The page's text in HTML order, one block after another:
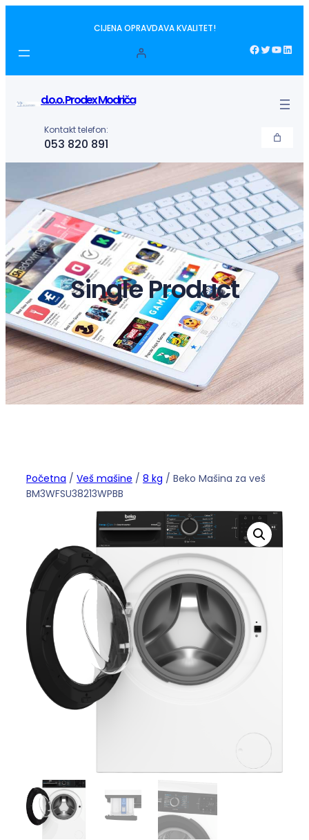
sadržaj
CIJENA OPRAVDAVA KVALITET!
Facebook Twitter YouTube LinkedIn
d.o.o. Prodex Modriča
Kontakt telefon:
053 820 891
Single Product
Početna / Veš mašine / 8 kg / Beko Mašina za veš
BM3WFSU38213WPBB